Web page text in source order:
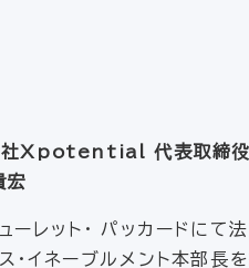
社Xpotential 代表取締
宏
ーレット・ パッカードにて
・イネーブルメント本部